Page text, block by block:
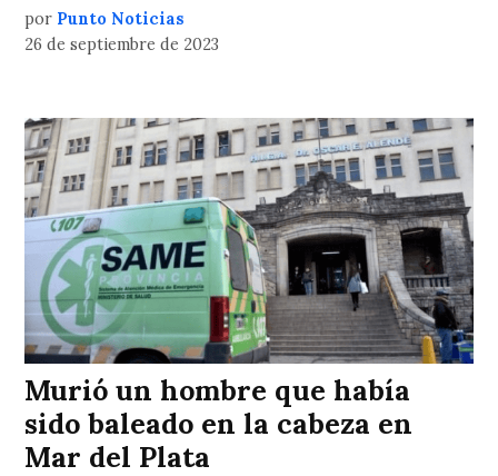
por Punto Noticias
26 de septiembre de 2023
Murió un hombre que había
sido baleado en la cabeza en
Mar del Plata